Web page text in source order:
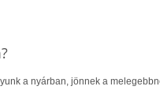
a nyárban, jönnek a